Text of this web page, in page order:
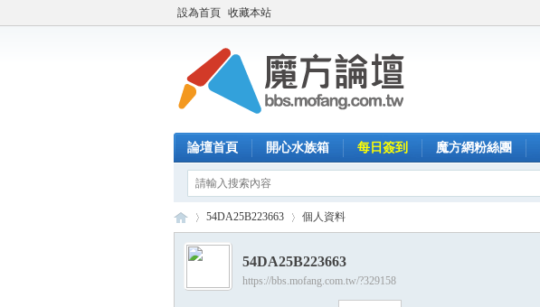
設為首頁 收藏本站
論壇首頁 開心水族箱 每日簽到 魔方網粉絲團
›
54DA25B223663 個人資料
54DA25B223663
https://bbs.mofang.com.tw/?329158